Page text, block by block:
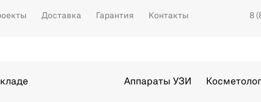
Доставка Гарантия Контакты 8
Аппараты УЗИ